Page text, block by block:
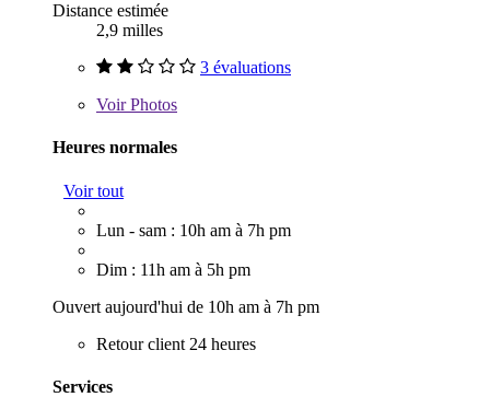
Distance estimée
2,9 milles
3 évaluations
VoirPhotos
Heures normales
Voir tout
Lun - sam : 10h am à 7h pm
Dim : 11h am à 5h pm
Ouvert aujourd'hui de 10h am à 7h pm
Retour client 24 heures
Services